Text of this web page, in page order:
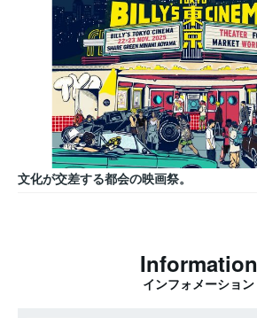
文化が交差する都会の映画祭。
Information
インフォメーション